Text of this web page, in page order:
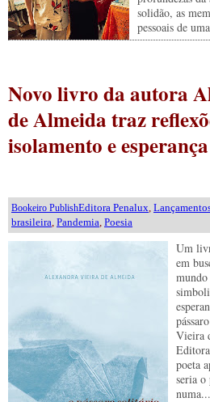
solidão, as
pessoais de
Novo livro da autora
de Almeida traz
isolamento e esperança
Bookeiro PublishEditora Penalux
brasileira Pandemia Poesia
Um
em
Vieira
poeta
seria o
numa...